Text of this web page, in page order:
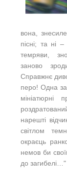
вона,
пісні; та ні
темряви,
заново
Справжнє
перо! Одна за
мініатюрні
нарешті
світлом
окраєць
немов би
до загибелі…"